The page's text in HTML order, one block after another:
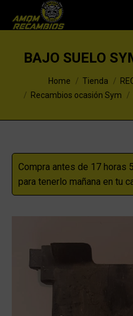
BAJO SUELO
You are here:Home Tienda
Recambios ocasión Sym
Compra antes de 17 horas
para tenerlo mañana en tu